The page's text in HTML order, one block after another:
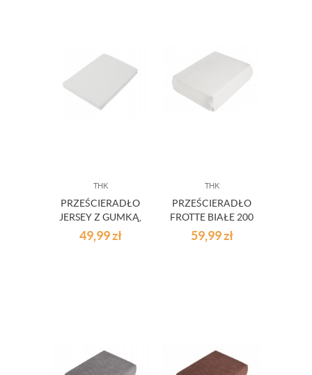
THK
PRZEŚCIERADŁO
JERSEY Z GUMKĄ,
SZARE, WYM.
160X200 CM
49,99zł
THK
PRZEŚCIERADŁO
FROTTE BIAŁE 200
X 200 CM
59,99zł